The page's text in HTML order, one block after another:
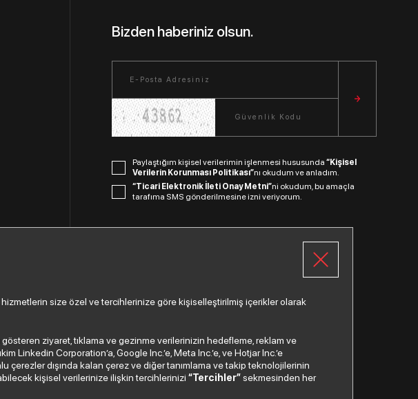
Bizden haberiniz olsun.
Paylaştığım kişisel verilerimin işlenmesi hususunda “Kişisel
Verilerin Korunması Politikası”nı okudum ve anladım.
“Ticari Elektronik İleti Onay Metni”ni okudum, bu amaçla
tarafıma SMS gönderilmesine izni veriyorum.
Çağrı Merkezi
0850200 2 888
size özel ve tercihlerinize göre kişiselleştirilmiş içerikler olarak
ziyaret, tıklama ve gezinme verilerinizin hedefleme, reklam ve
Linkedin Corporation’a, Google Inc.’e, Meta Inc.’e, ve Hotjar Inc.’e
çerezler dışında kalan çerez ve diğer tanımlama ve takip teknolojilerinin
kişisel verilerinize ilişkin tercihlerinizi“Tercihler”sekmesinden her